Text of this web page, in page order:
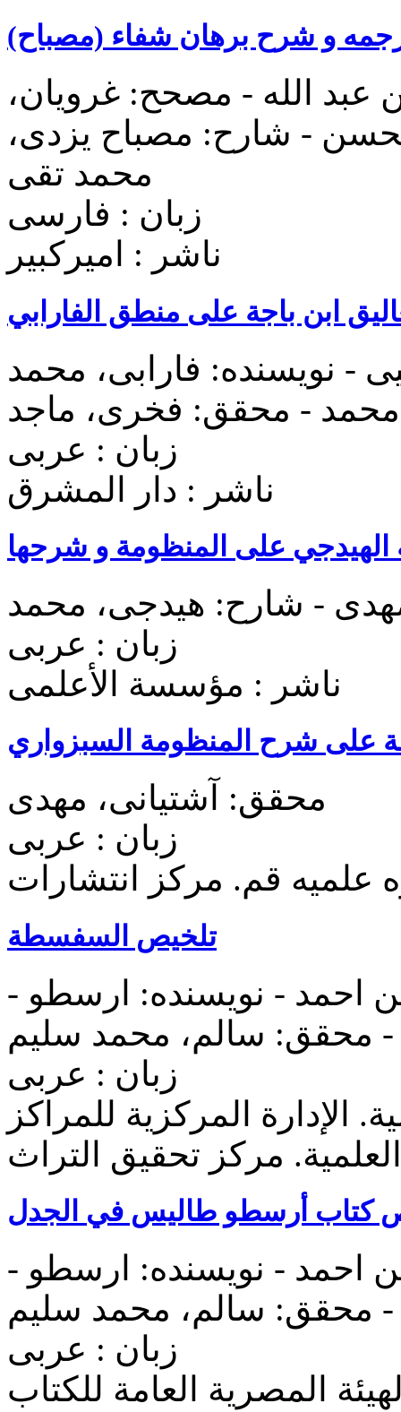
و شرح برهان شفاء (مصباح)
عبد الله - مصحح: غرویان،
- شارح: مصباح یزدی،
محمد تقی
زبان : فارسی
ناشر : اميرکبير
ابن باجة علی منطق الفارابي
- نویسنده: فارابی، محمد
زبان : عربی
ناشر : دار المشرق
الهیدجي علی المنظومة و شرحها
- شارح: هیدجی، محمد
زبان : عربی
ناشر : مؤسسة الأعلمی
علی شرح المنظومة السبزواري
محقق: آشتیانی، مهدی
زبان : عربی
علميه قم. مرکز انتشارات
تلخيص السفسطة
احمد - نویسنده: ارسطو -
محقق: سالم، محمد سلیم -
زبان : عربی
الإدارة المرکزیة للمراکز
العلمیة. مرکز تحقیق التراث
کتاب أرسطو طالیس في الجدل
احمد - نویسنده: ارسطو -
محقق: سالم، محمد سلیم -
زبان : عربی
المصریة العامة للکتاب